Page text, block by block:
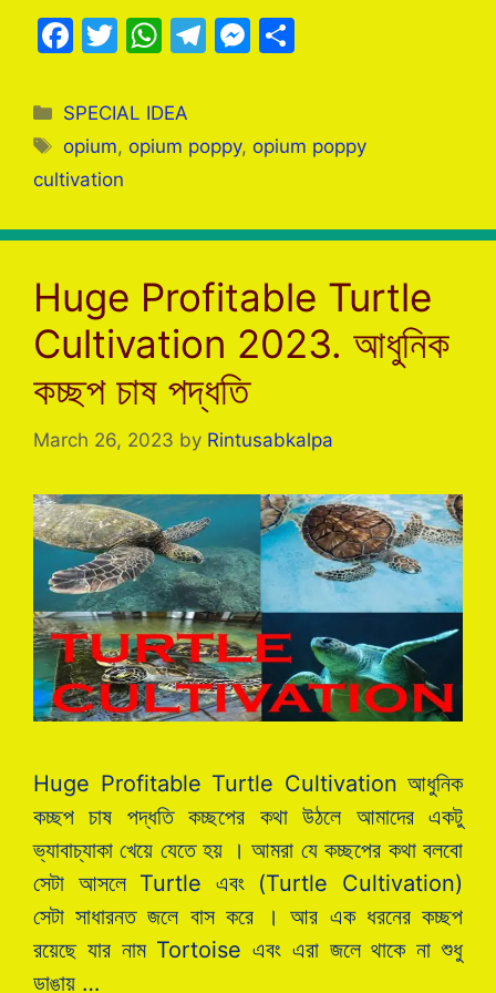
F
c
e
b
o
k
T
itt
er
W
at
s
p
T
gr
M
s
g
er
e
Categories
SPECIAL IDEA
Tags
opium, opium poppy, opium poppy
cultivation
Huge Profitable Turtle
Cultivation 2023. আধুনিক
কচ্ছপ চাষ পদ্ধতি
March 26, 2023 by Rintusabkalpa
Huge Profitable Turtle Cultivation আধুনিক
কচ্ছপ চাষ পদ্ধতি কচ্ছপের কথা উঠলে আমাদের একটু
ভ্যাবাচ্যাকা খেয়ে যেতে হয় । আমরা যে কচ্ছপের কথা বলবো
সেটা আসলে Turtle এবং (Turtle Cultivation)
সেটা সাধারনত জলে বাস করে । আর এক ধরনের কচ্ছপ
রয়েছে যার নাম Tortoise এবং এরা জলে থাকে না শুধু
ডাঙায় …